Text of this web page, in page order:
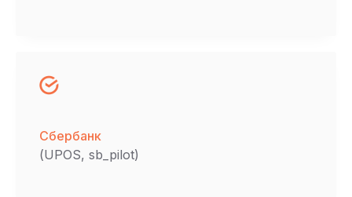
Сбербанк
(UPOS, sb_pilot)